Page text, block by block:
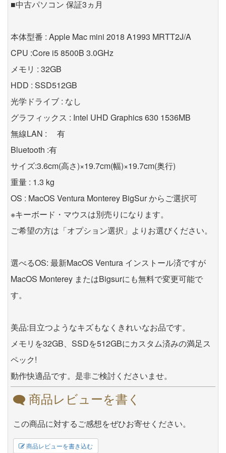
■中古パソコン 保証3ヵ月
本体型番 : Apple Mac mini 2018 A1993 MRTT2J/A
CPU :Core i5 8500B 3.0GHz
メモリ : 32GB
HDD : SSD512GB
光学ドライブ : なし
グラフィックス : Intel UHD Graphics 630 1536MB
無線LAN : 有
Bluetooth :有
サイズ:3.6cm(高さ)×19.7cm(幅)×19.7cm(奥行)
重量 : 1.3 kg
OS : MacOS Ventura Monterey BigSur からご選択可
※キーボード・マウスは別売りになります。
ご希望の方は「オプション選択」よりお選びください。
選べるOS: 最新MacOS Ventura インストール済ですが
MacOS Monterey またはBigsurにも無料で変更可能で
す。
美品:目立つようなキズもなくきれいなお品です。
メモリを32GB、SSDを512GBにカスタム済みの満足ス
ペック!
動作快適品です。是非ご検討くださいませ。
商品レビューを書く
この商品に対するご感想をぜひお寄せください。
商品レビューを書き込む